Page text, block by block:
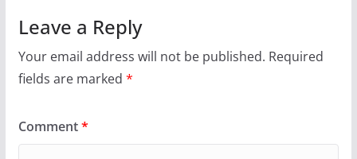
Leave a Reply
Your email address will not be published. Required
fields are marked *
Comment*